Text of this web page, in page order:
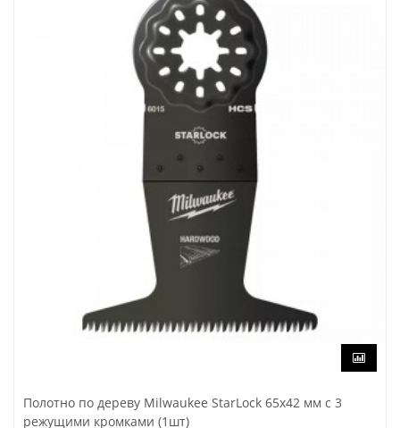
Полотно по дереву Milwaukee StarLock 65х42 мм с 3
режущими кромками (1шт)